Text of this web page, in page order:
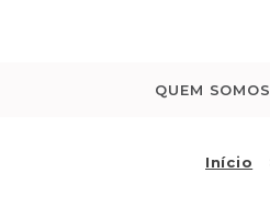
QUEM SOMOS
Início